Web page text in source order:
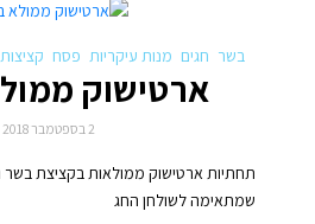
בשר חגים מנות עיקריות פסח קציצות
ארטישוק
2 בספטמבר 2018
תחתיות ארטישוק ממולאות בקציצת בשר
שמתאימה לשולחן החג